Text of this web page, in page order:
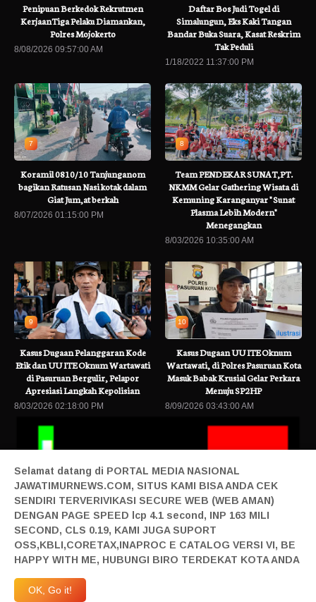
Penipuan Berkedok Rekrutmen
KerjaanTiga Pelaku Diamankan,
Polres Mojokerto
8/08/2026 09:57:00 AM
Daftar Bos Judi Togel di
Simalungun, Eks Kaki Tangan
Bandar Buka Suara, Kasat Reskrim
Tak Peduli
1/18/2022 11:37:00 PM
7
Koramil 0810/10 Tanjunganom
bagikan Ratusan Nasi kotak dalam
Giat Jum,at berkah
8/07/2026 01:15:00 PM
8
Team PENDEKAR SUNAT,PT.
NKMM Gelar Gathering Wisata di
Kemuning Karanganyar " Sunat
Plasma Lebih Modern"
Menegangkan
8/03/2026 10:35:00 AM
9
Kasus Dugaan Pelanggaran Kode
Etik dan UU ITE Oknum Wartawati
di Pasuruan Bergulir, Pelapor
Apresiasi Langkah Kepolisian
8/03/2026 02:18:00 PM
10
Kasus Dugaan UU ITE Oknum
Wartawati, di Polres Pasuruan Kota
Masuk Babak Krusial Gelar Perkara
Menuju SP2HP
8/09/2026 03:43:00 AM
Terbaru BRI BO Sudirman Semanggi Gelar Simulasi BCM,
Home| Login| Privacy| Pedoman Siber| Contact| Tentang|
Produk|
Adv| Mitra| Staff Redaksi| Redaksi| | Design By Sonata
Abraham | @2019 All Right Reserved | Milad JTN Ke 4 | 27 April 2023 JTN Melangkah
Maju | Anggardaya Terpandang-Berharga-Terdepan-Berkelas
Selamat datang di PORTAL MEDIA NASIONAL
JAWATIMURNEWS.COM, SITUS KAMI BISA ANDA CEK
SENDIRI TERVERIVIKASI SECURE WEB (WEB AMAN)
DENGAN PAGE SPEED lcp 4.1 second, INP 163 MILI
SECOND, CLS 0.19, KAMI JUGA SUPORT
OSS,KBLI,CORETAX,INAPROC E CATALOG VERSI VI, BE
HAPPY WITH ME, HUBUNGI BIRO TERDEKAT KOTA ANDA
OK, Go it!